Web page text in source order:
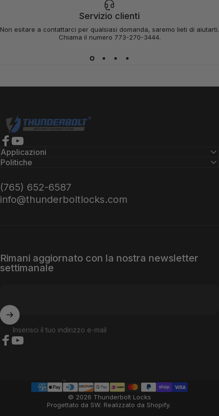
Servizio clienti
Non esitare a contattarci per qualsiasi domanda, saremo lieti di aiutarti.
Chiama il numero 773-270-3444.
Serrature Thunderbolt
Facebook
YouTube
Applicazioni
Politiche
(765) 652-6587
info@thunderboltlocks.com
Rimani aggiornato con la nostra newsletter
settimanale
Inserisci il tuo indirizzo e-mail
© 2026 Thunderbolt Locks
Progettato da SW. Realizzato da Shopify.
Paese/regione